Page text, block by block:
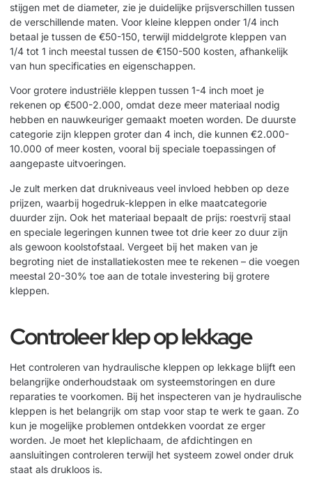
stijgen met de diameter, zie je duidelijke prijsverschillen tussen
de verschillende maten. Voor kleine kleppen onder 1/4 inch
betaal je tussen de €50-150, terwijl middelgrote kleppen van
1/4 tot 1 inch meestal tussen de €150-500 kosten, afhankelijk
van hun specificaties en eigenschappen.
Voor grotere industriële kleppen tussen 1-4 inch moet je
rekenen op €500-2.000, omdat deze meer materiaal nodig
hebben en nauwkeuriger gemaakt moeten worden. De duurste
categorie zijn kleppen groter dan 4 inch, die kunnen €2.000-
10.000 of meer kosten, vooral bij speciale toepassingen of
aangepaste uitvoeringen.
Je zult merken dat drukniveaus veel invloed hebben op deze
prijzen, waarbij hogedruk-kleppen in elke maatcategorie
duurder zijn. Ook het materiaal bepaalt de prijs: roestvrij staal
en speciale legeringen kunnen twee tot drie keer zo duur zijn
als gewoon koolstofstaal. Vergeet bij het maken van je
begroting niet de installatiekosten mee te rekenen – die voegen
meestal 20-30% toe aan de totale investering bij grotere
kleppen.
Controleer klep op lekkage
Het controleren van hydraulische kleppen op lekkage blijft een
belangrijke onderhoudstaak om systeemstoringen en dure
reparaties te voorkomen. Bij het inspecteren van je hydraulische
kleppen is het belangrijk om stap voor stap te werk te gaan. Zo
kun je mogelijke problemen ontdekken voordat ze erger
worden. Je moet het kleplichaam, de afdichtingen en
aansluitingen controleren terwijl het systeem zowel onder druk
staat als drukloos is.